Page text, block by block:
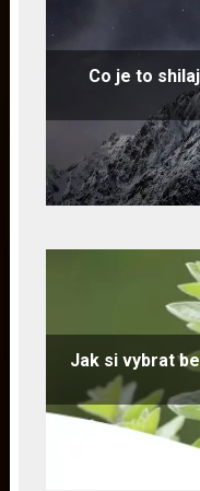
Co je to
Jak si vybrat